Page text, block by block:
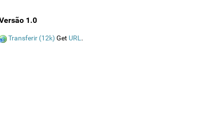
1.0
Transferir (12k) Get URL.